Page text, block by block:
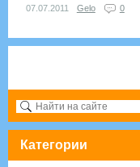
07.07.2011 Gelo 0
Категории